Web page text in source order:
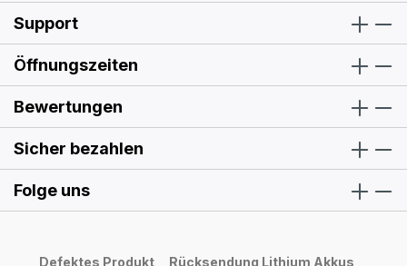
Support
Öffnungszeiten
Bewertungen
Sicher bezahlen
Folge uns
Defektes Produkt Rücksendung Lithium Akkus